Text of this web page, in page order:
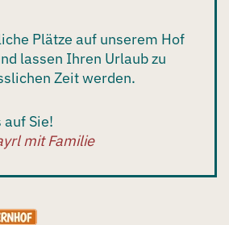
Plätze auf unserem Hof
lassen Ihren Urlaub zu
Zeit werden.
Sie!
mit Familie